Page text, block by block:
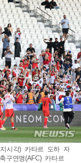
시각) 카타르 도하 자
구연맹(AFC) 카타르